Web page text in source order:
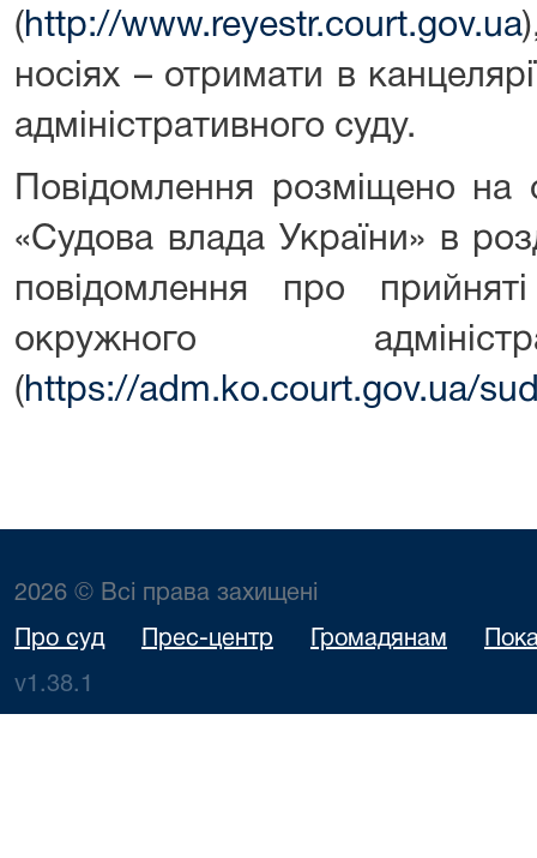
( http://www.reyestr.court.gov.ua
носіях – отримати в
адміністративного суду.
Повідомлення розміщено на
«Судова влада України» в
повідомлення про
окружного
( https://adm.ko.court.gov.ua/
2026 © Всі права захищені
Про суд Прес-центр Громадянам
v1.38.1